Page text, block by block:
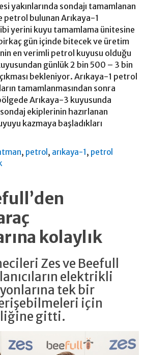
yakınlarında sondajı tamamlanan
bulunan Arıkaya-1
yerini kuyu tamamlama ünitesine
gün içinde bitecek ve üretim
en verimli petrol kuyusu olduğu
günlük 2 bin 500 – 3 bin
bekleniyor. Arıkaya-1 petrol
tamamlanmasından sonra
Arıkaya-3 kuyusunda
sondaj ekiplerinin hazırlanan
kazmaya başladıkları
, petrol , arıkaya-1, petrol
kolaylık
Zes ve Beefull
elektrikli
tek bir
için
gitti.